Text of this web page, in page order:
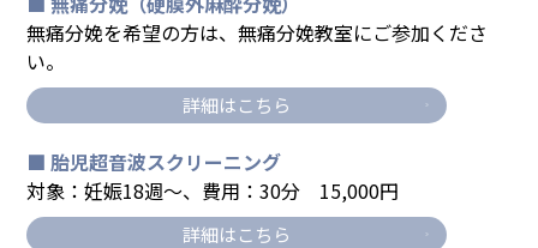
無痛分娩を希望の方は、無痛分娩教室にご参加くださ
い。
詳細はこちら
■ 胎児超音波スクリーニング
対象：妊娠18週～、費用：30分 15,000円
詳細はこちら